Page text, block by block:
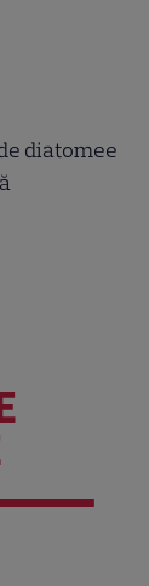
diatomee